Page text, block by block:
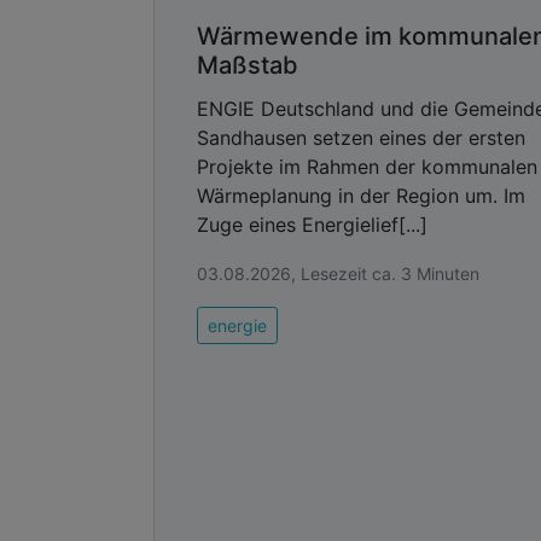
Wärmewende im
Maßstab
ENGIE Deutschland und die
Sandhausen setzen eines der ersten
Projekte im Rahmen der kommunalen
Wärmeplanung in der Region um. Im
Zuge eines Energielief[...]
03.08.2026, Lesezeit ca. 3 Minuten
energie